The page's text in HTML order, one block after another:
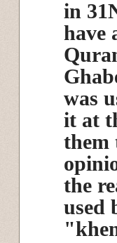
in
have
was
it at
them
the
used